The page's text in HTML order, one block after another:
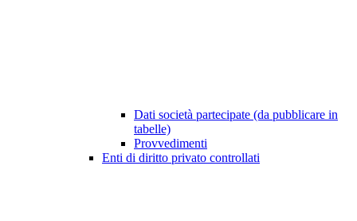
Dati società partecipate (da pubblicare in
tabelle)
Provvedimenti
Enti di diritto privato controllati